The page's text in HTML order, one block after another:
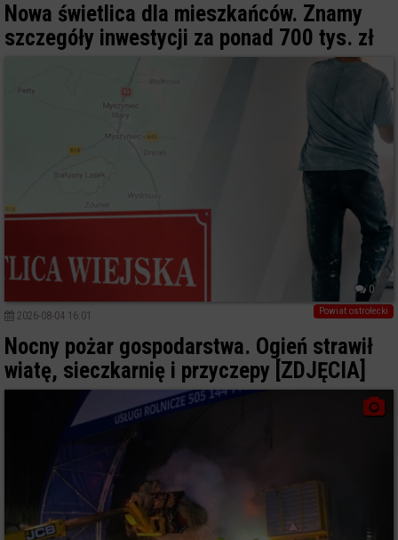
Nowa świetlica dla mieszkańców. Znamy
szczegóły inwestycji za ponad 700 tys. zł
0
Powiat ostrołecki
2026-08-04 16:01
Nocny pożar gospodarstwa. Ogień strawił
wiatę, sieczkarnię i przyczepy [ZDJĘCIA]